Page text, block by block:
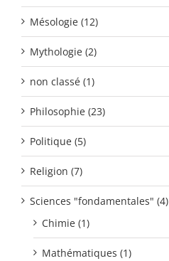
Mésologie (12)
Mythologie (2)
non classé (1)
Philosophie (23)
Politique (5)
Religion (7)
Sciences "fondamentales" (4)
Chimie (1)
Mathématiques (1)